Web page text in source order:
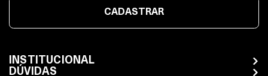
CADASTRAR
INSTITUCIONAL
DÚVIDAS